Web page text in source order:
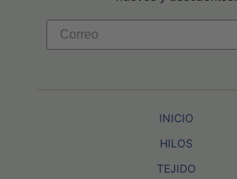
INICIO
HILOS
TEJIDO